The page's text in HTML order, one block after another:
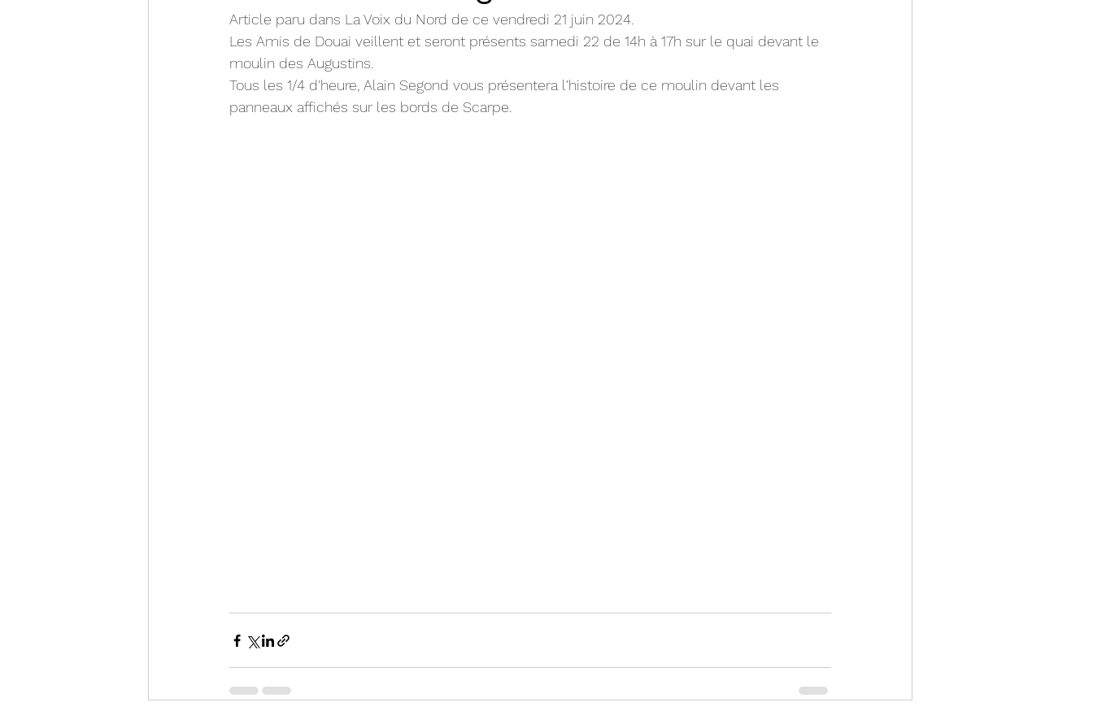
Article paru dans La Voix du Nord de ce vendredi 21 juin 2024.
Les Amis de Douai veillent et seront présents samedi 22 de 14h à 17h sur le quai devant le
moulin des Augustins.
Tous les 1/4 d'heure, Alain Segond vous présentera l'histoire de ce moulin devant les
panneaux affichés sur les bords de Scarpe.